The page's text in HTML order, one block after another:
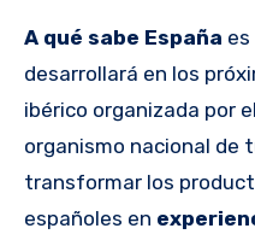
A qué sabe España es
desarrollará en los
ibérico organizada por
organismo nacional de
transformar los
españoles en